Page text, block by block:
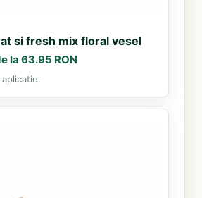
si fresh mix floral vesel
la 63.95 RON